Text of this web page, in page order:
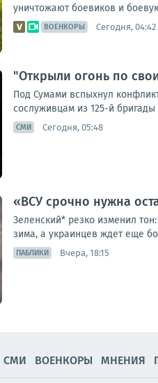
уничтожают боевиков и
ВОЕНКОРЫ Сегодня, 04:42
"Открыли огонь по
Под Сумами вспыхнул
сослуживцам из 125-й
СМИ Сегодня, 05:48
«ВСУ срочно нужна
Зеленский* резко изменил
зима, а украинцев ждет еще
ПАБЛИКИ Вчера, 18:15
СМИ ВОЕНКОРЫ МНЕНИЯ